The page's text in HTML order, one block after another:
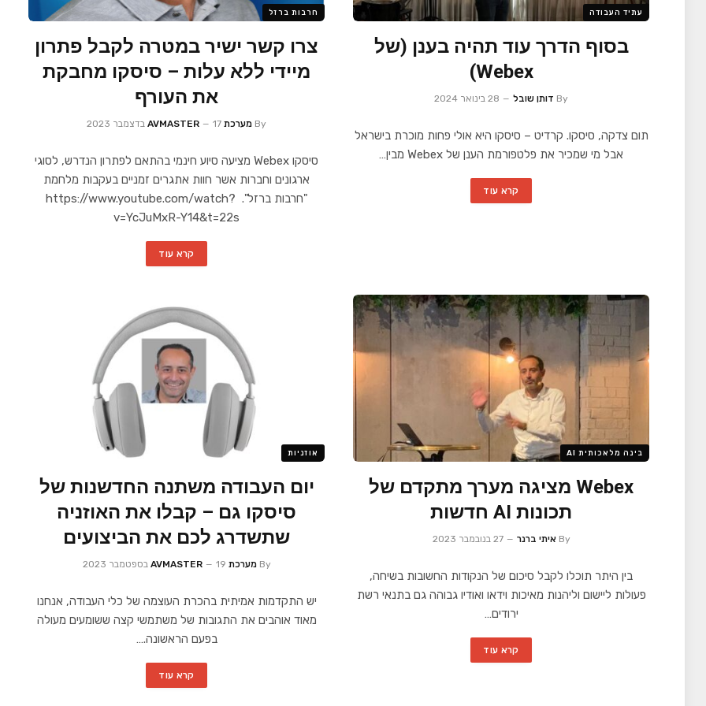
עתיד העבודה
בסוף הדרך עוד תהיה בענן (של
Webex)
By דותן שובל 28 בינואר 2024
תום צדקה, סיסקו. קרדיט – סיסקו היא אולי פחות מוכרת בישראל
אבל מי שמכיר את פלטפורמת הענן של Webex מבין…
קרא עוד
חרבות ברזל
צרו קשר ישיר במטרה לקבל פתרון
מיידי ללא עלות – סיסקו מחבקת
את העורף
By מערכת AVMASTER 17 בדצמבר 2023
סיסקו Webex מציעה סיוע חינמי בהתאם לפתרון הנדרש, לסוגי
ארגונים וחברות אשר חוות אתגרים זמניים בעקבות מלחמת
"חרבות ברזל". https://www.youtube.com/watch?
v=YcJuMxR-Y14&t=22s
קרא עוד
בינה מלאכותית AI
Webex מציגה מערך מתקדם של
תכונות AI חדשות
By איתי ברנר 27 בנובמבר 2023
בין היתר תוכלו לקבל סיכום של הנקודות החשובות בשיחה,
פעולות ליישום וליהנות מאיכות וידאו ואודיו גבוהה גם בתנאי רשת
ירודים…
קרא עוד
אוזניות
יום העבודה משתנה החדשנות של
סיסקו גם – קבלו את האוזניה
שתשדרג לכם את הביצועים
By מערכת AVMASTER 19 בספטמבר 2023
יש התקדמות אמיתית בהכרת העוצמה של כלי העבודה, אנחנו
מאוד אוהבים את התגובות של משתמשי קצה ששומעים מעולה
בפעם הראשונה.…
קרא עוד